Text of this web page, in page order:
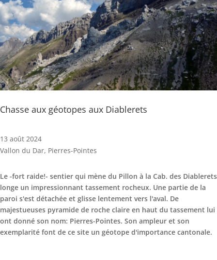
Chasse aux géotopes aux Diablerets
13 août 2024
Vallon du Dar, Pierres-Pointes
Le -fort raide!- sentier qui mène du Pillon à la Cab. des Diablerets
longe un impressionnant tassement rocheux. Une partie de la
paroi s'est détachée et glisse lentement vers l'aval. De
majestueuses pyramide de roche claire en haut du tassement lui
ont donné son nom: Pierres-Pointes. Son ampleur et son
exemplarité font de ce site un géotope d'importance cantonale.